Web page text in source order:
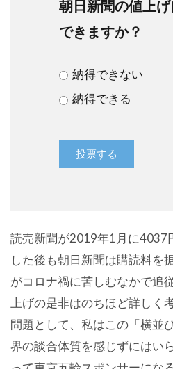
朝日新聞の値上
できますか？
納得できない
納得できる
読売新聞が2019年1月に4037
した後も朝日新聞は購読料を
がコロナ禍に苦しむなかで追
上げの是非はのちほど詳しく
問題として、私はこの「横並
界の談合体質を感じずにはい